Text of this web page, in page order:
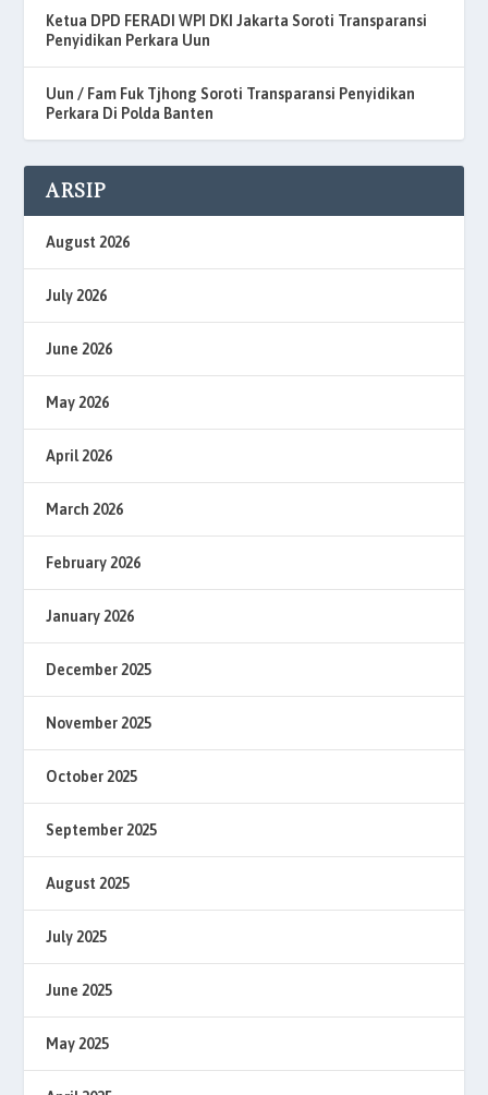
Ketua DPD FERADI WPI DKI Jakarta Soroti Transparansi
Penyidikan Perkara Uun
Uun / Fam Fuk Tjhong Soroti Transparansi Penyidikan
Perkara Di Polda Banten
ARSIP
August 2026
July 2026
June 2026
May 2026
April 2026
March 2026
February 2026
January 2026
December 2025
November 2025
October 2025
September 2025
August 2025
July 2025
June 2025
May 2025